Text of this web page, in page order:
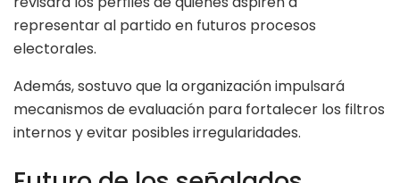
representar al partido en futuros procesos
electorales.
Además, sostuvo que la organización impulsará
mecanismos de evaluación para fortalecer los filtros
internos y evitar posibles irregularidades.